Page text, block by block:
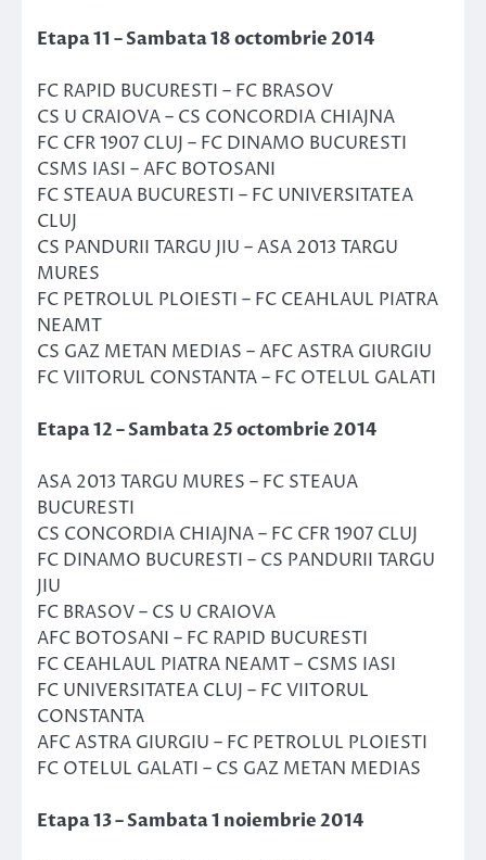
Etapa 11 – Sambata 18 octombrie 2014
FC RAPID BUCURESTI – FC BRASOV
CS U CRAIOVA – CS CONCORDIA CHIAJNA
FC CFR 1907 CLUJ – FC DINAMO BUCURESTI
CSMS IASI – AFC BOTOSANI
FC STEAUA BUCURESTI – FC UNIVERSITATEA
CLUJ
CS PANDURII TARGU JIU – ASA 2013 TARGU
MURES
FC PETROLUL PLOIESTI – FC CEAHLAUL PIATRA
NEAMT
CS GAZ METAN MEDIAS – AFC ASTRA GIURGIU
FC VIITORUL CONSTANTA – FC OTELUL GALATI
Etapa 12 – Sambata 25 octombrie 2014
ASA 2013 TARGU MURES – FC STEAUA
BUCURESTI
CS CONCORDIA CHIAJNA – FC CFR 1907 CLUJ
FC DINAMO BUCURESTI – CS PANDURII TARGU
JIU
FC BRASOV – CS U CRAIOVA
AFC BOTOSANI – FC RAPID BUCURESTI
FC CEAHLAUL PIATRA NEAMT – CSMS IASI
FC UNIVERSITATEA CLUJ – FC VIITORUL
CONSTANTA
AFC ASTRA GIURGIU – FC PETROLUL PLOIESTI
FC OTELUL GALATI – CS GAZ METAN MEDIAS
Etapa 13 – Sambata 1 noiembrie 2014